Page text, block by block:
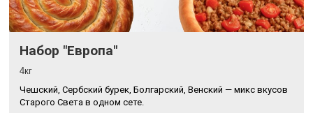
Набор "Европа"
4кг
Чешский, Сербский бурек, Болгарский, Венский — микс вкусов
Старого Света в одном сете.